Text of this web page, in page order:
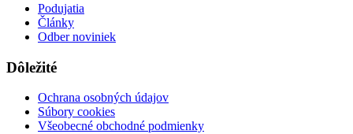
Podujatia
Články
Odber noviniek
Dôležité
Ochrana osobných údajov
Súbory cookies
Všeobecné obchodné podmienky